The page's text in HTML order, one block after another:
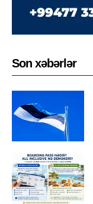
Son xəbərlər